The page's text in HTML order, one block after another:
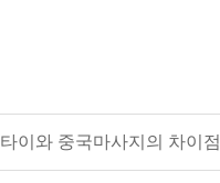
타이와 중국마사지의 차이점